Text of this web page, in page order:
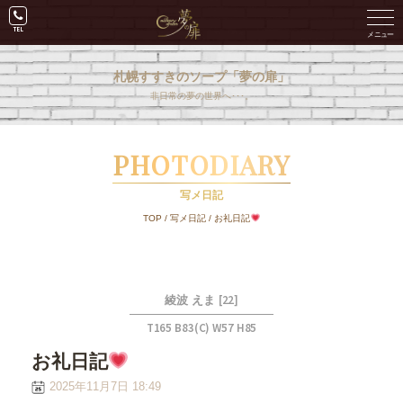
札幌すすきのソープ「夢の扉」
非日常の夢の世界へ･･･。
PHOTODIARY
写メ日記
TOP / 写メ日記/ お礼日記
綾波 えま [22]
T165 B83(C) W57 H85
お礼日記
2025年11月7日 18:49